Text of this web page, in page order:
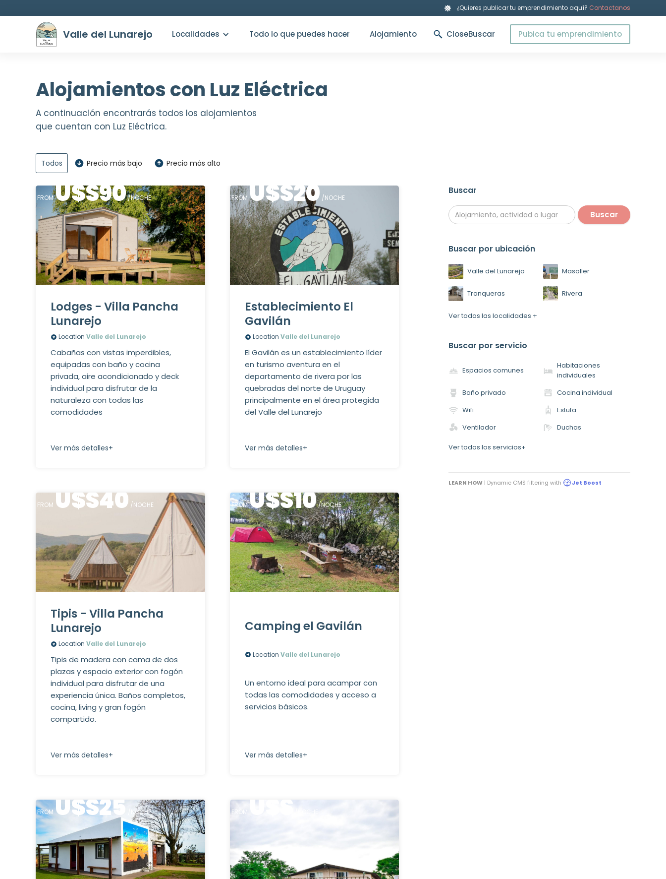
¿Quieres publicar tu emprendimiento aquí? Contactanos
Valle del Lunarejo Localidades Todo lo que puedes hacer Alojamiento CloseBuscar Pubica tu emprendimiento
Alojamientos con Luz Eléctrica
A continuación encontrarás todos los alojamientos
que cuentan con Luz Eléctrica.
Todos Precio más bajo Precio más alto
FROMU$S90/NOCHE
Lodges - Villa Pancha
Lunarejo
Location Valle del Lunarejo
Cabañas con vistas imperdibles,
equipadas con baño y cocina
privada, aire acondicionado y deck
individual para disfrutar de la
naturaleza con todas las
comodidades
Ver más detalles+
FROM U$S20 /NOCHE
Establecimiento El
Gavilán
Location Valle del Lunarejo
El Gavilán es un establecimiento líder
en turismo aventura en el
departamento de rivera por las
quebradas del norte de Uruguay
principalmente en el área protegida
del Valle del Lunarejo
Ver más detalles+
FROM U$S40 /NOCHE
Tipis - Villa Pancha
Lunarejo
Location Valle del Lunarejo
Tipis de madera con cama de dos
plazas y espacio exterior con fogón
individual para disfrutar de una
experiencia única. Baños completos,
cocina, living y gran fogón
compartido.
Ver más detalles+
FROMU$S10/NOCHE
Camping el Gavilán
Location Valle del Lunarejo
Un entorno ideal para acampar con
todas las comodidades y acceso a
servicios básicos.
Ver más detalles+
FROMU$S25 /NOCHE FROM U$S
Buscar
Buscar por ubicación
Valle del Lunarejo Masoller
Tranqueras Rivera
Ver todas las localidades +
Buscar por servicio
Espacios comunes
Habitaciones
individuales
Baño privado
Cocina individual
Wifi
Estufa
Ventilador
Duchas
Ver todos los servicios+
LEARN HOW | Dynamic CMS filtering with Jet Boost